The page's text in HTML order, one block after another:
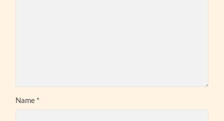
Name *